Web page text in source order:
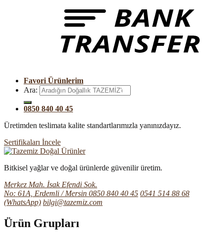
Favori Ürünlerim
Ara:
0850 840 40 45
Üretimden teslimata kalite standartlarımızla yanınızdayız.
Sertifikaları İncele
Bitkisel yağlar ve doğal ürünlerde güvenilir üretim.
Merkez Mah. İsak Efendi Sok.
No: 61A, Erdemli / Mersin 0850 840 40 45 0541 514 88 68
(WhatsApp) bilgi@tazemiz.com
Ürün Grupları